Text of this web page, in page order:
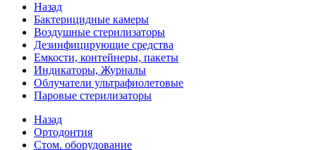
Назад
Бактерицидные камеры
Воздушные стерилизаторы
Дезинфицирующие средства
Емкости, контейнеры, пакеты
Индикаторы, Журналы
Облучатели ультрафиолетовые
Паровые стерилизаторы
Назад
Ортодонтия
Стом. оборудование